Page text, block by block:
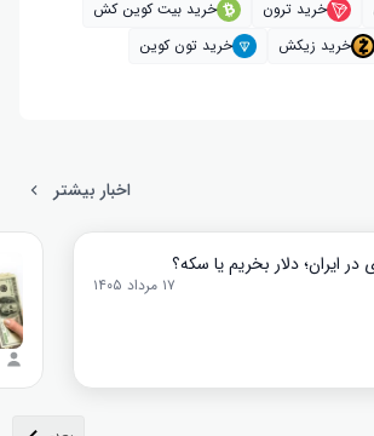
خرید ترون
خرید بیت کوین کش
خرید زیکش
خرید تون کوین
اخبار بیشتر
ایران؛ دلار بخریم یا سکه؟
۱۷ مرداد ۱۴۰۵